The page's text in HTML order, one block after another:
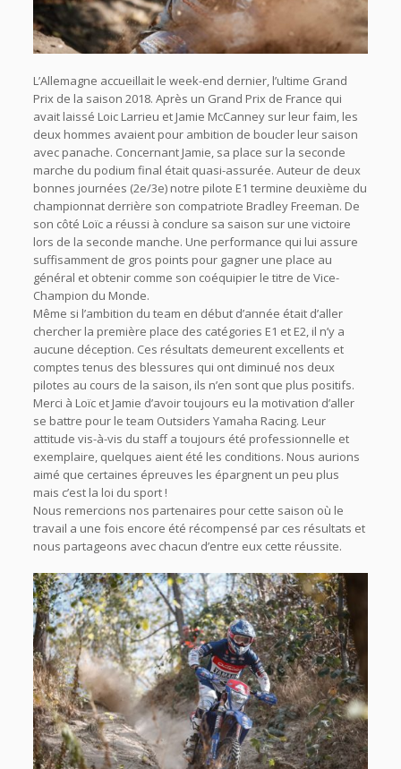
L’Allemagne accueillait le week-end dernier, l’ultime Grand
Prix de la saison 2018. Après un Grand Prix de France qui
avait laissé Loic Larrieu et Jamie McCanney sur leur faim, les
deux hommes avaient pour ambition de boucler leur saison
avec panache. Concernant Jamie, sa place sur la seconde
marche du podium final était quasi-assurée. Auteur de deux
bonnes journées (2e/3e) notre pilote E1 termine deuxième du
championnat derrière son compatriote Bradley Freeman. De
son côté Loïc a réussi à conclure sa saison sur une victoire
lors de la seconde manche. Une performance qui lui assure
suffisamment de gros points pour gagner une place au
général et obtenir comme son coéquipier le titre de Vice-
Champion du Monde.
Même si l’ambition du team en début d’année était d’aller
chercher la première place des catégories E1 et E2, il n’y a
aucune déception. Ces résultats demeurent excellents et
comptes tenus des blessures qui ont diminué nos deux
pilotes au cours de la saison, ils n’en sont que plus positifs.
Merci à Loïc et Jamie d’avoir toujours eu la motivation d’aller
se battre pour le team Outsiders Yamaha Racing. Leur
attitude vis-à-vis du staff a toujours été professionnelle et
exemplaire, quelques aient été les conditions. Nous aurions
aimé que certaines épreuves les épargnent un peu plus
mais c’est la loi du sport !
Nous remercions nos partenaires pour cette saison où le
travail a une fois encore été récompensé par ces résultats et
nous partageons avec chacun d’entre eux cette réussite.